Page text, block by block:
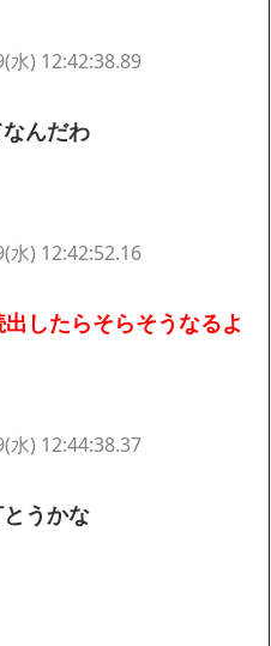
水) 12:42:38.89
んだわ
水) 12:42:52.16
したらそらそうなるよ
水) 12:44:38.37
うかな